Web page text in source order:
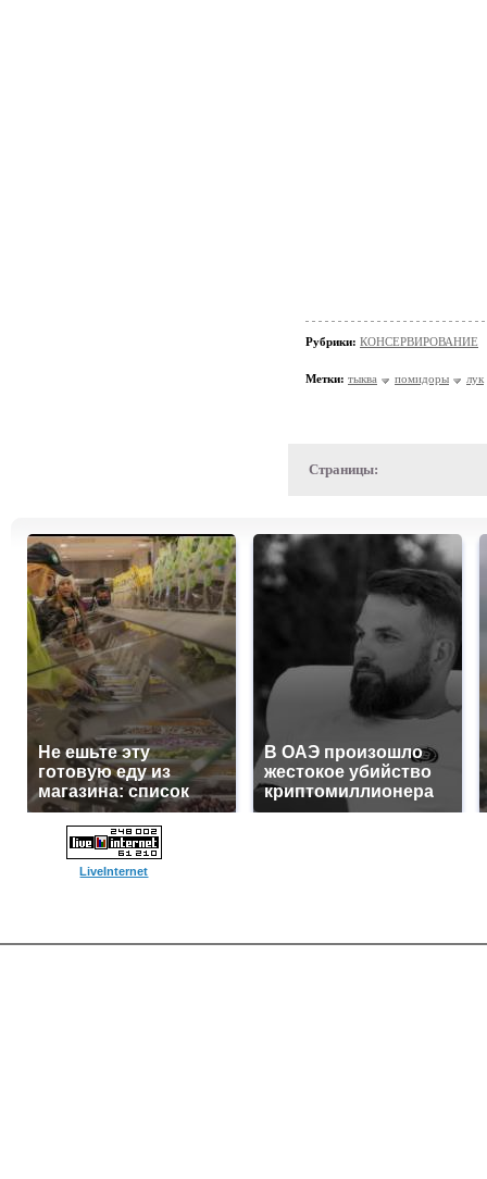
Рубрики: КОНСЕРВИРОВАНИЕ
Метки: тыква помидоры лук
Страницы:
Не ешьте эту
готовую еду из
магазина: список
В ОАЭ произошло
жестокое убийство
криптомиллионера
LiveInternet